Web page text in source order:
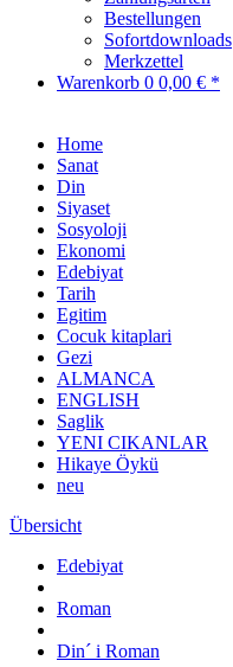
Bestellungen
Sofortdownloads
Merkzettel
Warenkorb 0 0,00 € *
Home
Sanat
Din
Siyaset
Sosyoloji
Ekonomi
Edebiyat
Tarih
Egitim
Cocuk kitaplari
Gezi
ALMANCA
ENGLISH
Saglik
YENI CIKANLAR
Hikaye Öykü
neu
Übersicht
Edebiyat
Roman
Din´ i Roman